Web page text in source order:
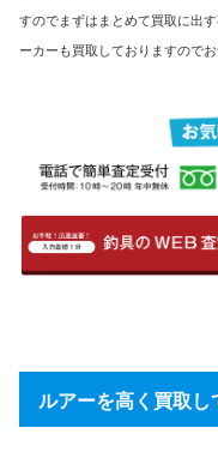
すのでまずはまとめて買取に出
ーカーも買取しておりますので
ルアーを高く買取